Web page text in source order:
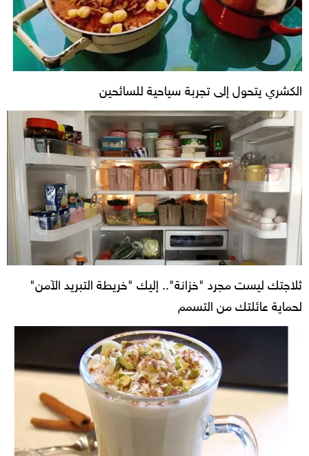
الكشري يتحول إلى تجربة سياحية للسائحين
ثلاجتك ليست مجرد "خزانة".. إليك "خريطة التبريد الآمن"
لحماية عائلتك من التسمم